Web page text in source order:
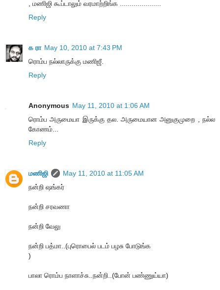
, மணிஜி கூப்டாலும் வரமாற்றிங்க .....................
Reply
க ரா May 10, 2010 at 7:43 PM
ரொம்ப நல்லாருக்கு மணிஜீ.
Reply
Anonymous May 11, 2010 at 1:06 AM
ரொம்ப அருமையா இருக்கு தல. அருமையான அனுகுமுறை , நல்ல
கோணம்...
Reply
மணிஜி
May 11, 2010 at 11:05 AM
நன்றி ஷங்கர்
நன்றி சரவணா
நன்றி வேலு
நன்றி பத்மா..(புரொபைல் படம் பழசு போடுங்க
)
பாலா ரொம்ப நாளாச்சு..நன்றி..(போன் பண்ணுய்யா)